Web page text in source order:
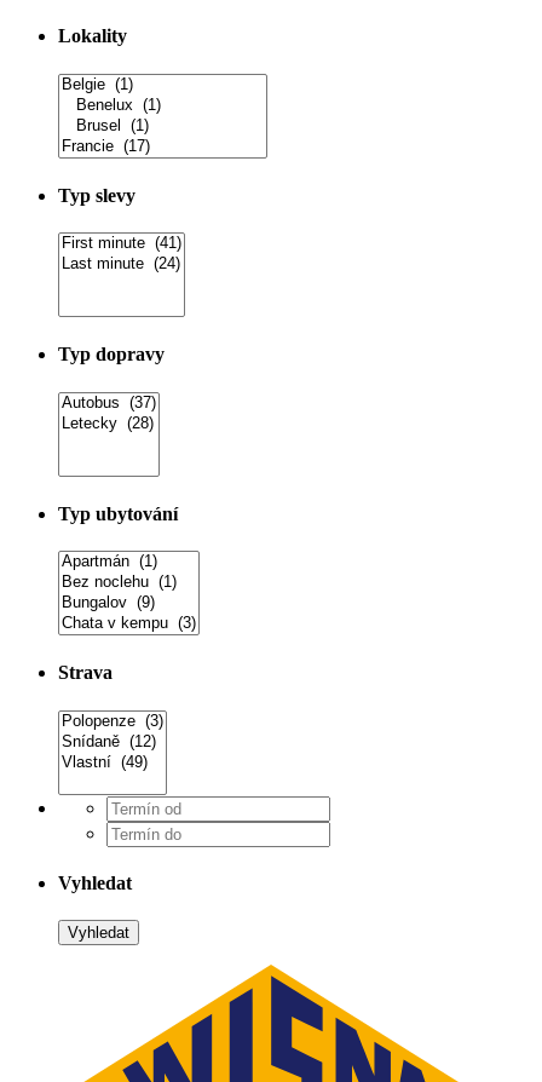
Lokality
Typ slevy
Typ dopravy
Typ ubytování
Strava
Vyhledat